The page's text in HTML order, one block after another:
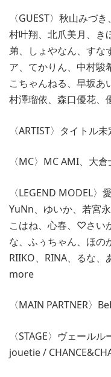
〈GUEST〉秋山みづ
村叶翔、北爪美月、き
弟、しょやなん、すな
ア、てかりん、中村駿
こちゃんねる、早坂あ
村澤瑠依、森口優花、
〈ARTIST〉タイトル
〈MC〉MC AMI、大倉
〈LEGEND MODEL
YuNn、ゆいか、若宮
こはね、心春、♡さい
な、ふぅちゃん、ほの
RIIKO、RINA、るな、
more
〈MAIN PARTNER〉
〈STAGE〉ヴェール
jouetie /